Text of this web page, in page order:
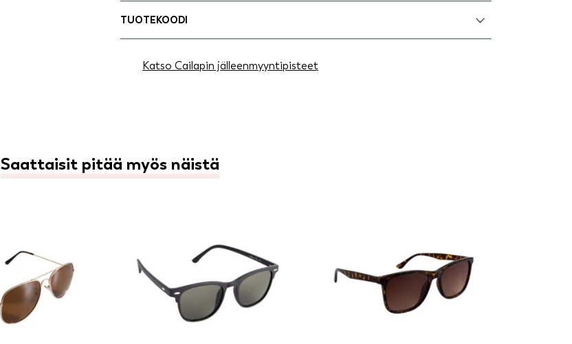
TUOTEKOODI
Katso Cailapin jälleenmyyntipisteet
Saattaisit pitää myös näistä